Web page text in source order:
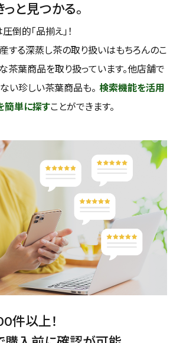
と見つかる。
的「品揃え」！
する深蒸し茶の取り扱いはもちろんのこ
茶葉商品を取り扱っています。他店舗で
い珍しい茶葉商品も。 検索機能を活用
簡単に探すことができます。
件以上！